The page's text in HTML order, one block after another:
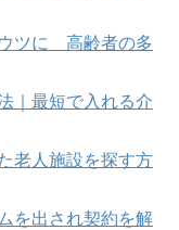
ツに 高齢者の多
｜最短で入れる介
老人施設を探す方
を出され契約を解